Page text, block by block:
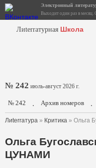
Электронный
Выходит один раз в месяц.
Лиterraтурная Школа
№ 242 июль-август 2026 г.
№ 242 . Архив номеров .
Лиterraтура » Критика » Ольга
Ольга
ЦУНАМИ